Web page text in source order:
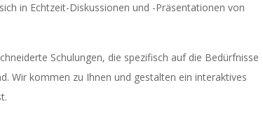
in Echtzeit-Diskussionen und -Präsentationen von
Schulungen, die spezifisch auf die Bedürfnisse
Wir kommen zu Ihnen und gestalten ein interaktives